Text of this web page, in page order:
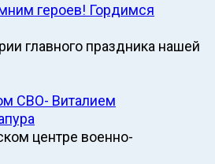
героев! Гордимся
главного праздника нашей
СВО- Виталием
центре военно-